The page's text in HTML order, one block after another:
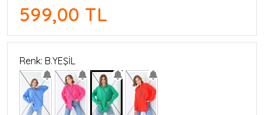
599,00 TL
Renk: B.YEŞİL